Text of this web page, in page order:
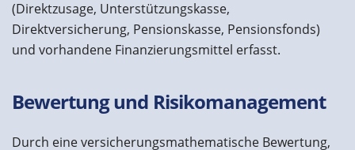
(Direktzusage, Unterstützungskasse,
Direktversicherung, Pensionskasse, Pensionsfonds)
und vorhandene Finanzierungsmittel erfasst.
Bewertung und Risikomanagement
Durch eine versicherungsmathematische Bewertung,